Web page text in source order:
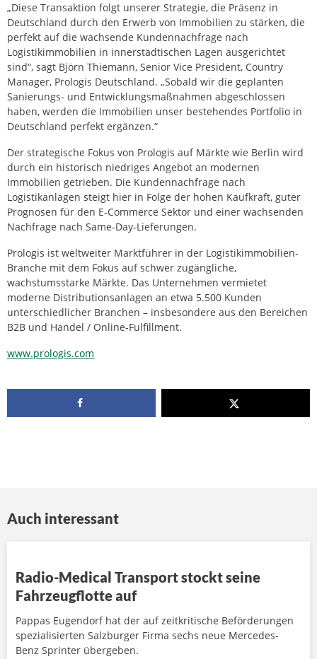
„Diese Transaktion folgt unserer Strategie, die Präsenz in
Deutschland durch den Erwerb von Immobilien zu stärken, die
perfekt auf die wachsende Kundennachfrage nach
Logistikimmobilien in innerstädtischen Lagen ausgerichtet
sind“, sagt Björn Thiemann, Senior Vice President, Country
Manager, Prologis Deutschland. „Sobald wir die geplanten
Sanierungs- und Entwicklungsmaßnahmen abgeschlossen
haben, werden die Immobilien unser bestehendes Portfolio in
Deutschland perfekt ergänzen.“
Der strategische Fokus von Prologis auf Märkte wie Berlin wird
durch ein historisch niedriges Angebot an modernen
Immobilien getrieben. Die Kundennachfrage nach
Logistikanlagen steigt hier in Folge der hohen Kaufkraft, guter
Prognosen für den E-Commerce Sektor und einer wachsenden
Nachfrage nach Same-Day-Lieferungen.
Prologis ist weltweiter Marktführer in der Logistikimmobilien-
Branche mit dem Fokus auf schwer zugängliche,
wachstumsstarke Märkte. Das Unternehmen vermietet
moderne Distributionsanlagen an etwa 5.500 Kunden
unterschiedlicher Branchen – insbesondere aus den Bereichen
B2B und Handel / Online-Fulfillment.
www.prologis.com
Auch interessant
Radio-Medical Transport stockt seine
Fahrzeugflotte auf
Pappas Eugendorf hat der auf zeitkritische Beförderungen
spezialisierten Salzburger Firma sechs neue Mercedes-
Benz Sprinter übergeben.